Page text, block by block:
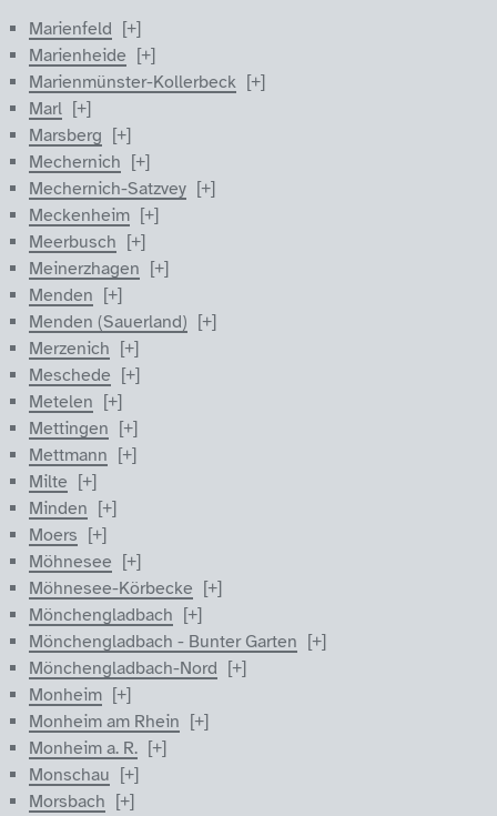
Marienfeld
Marienheide
Marienmünster-Kollerbeck
Marl
Marsberg
Mechernich
Mechernich-Satzvey
Meckenheim
Meerbusch
Meinerzhagen
Menden
Menden (Sauerland)
Merzenich
Meschede
Metelen
Mettingen
Mettmann
Milte
Minden
Moers
Möhnesee
Möhnesee-Körbecke
Mönchengladbach
Mönchengladbach - Bunter Garten
Mönchengladbach-Nord
Monheim
Monheim am Rhein
Monheim a. R.
Monschau
Morsbach